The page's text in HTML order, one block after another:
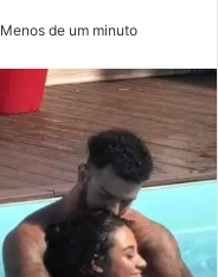
Menos de um minuto